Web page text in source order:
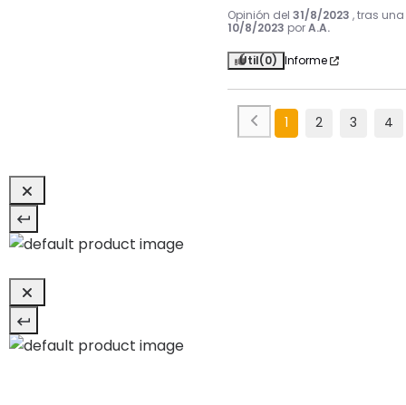
Opinión del 31/8/2023 , tras
10/8/2023 porA.A.
Útil(0) Informe
1 2 3 4